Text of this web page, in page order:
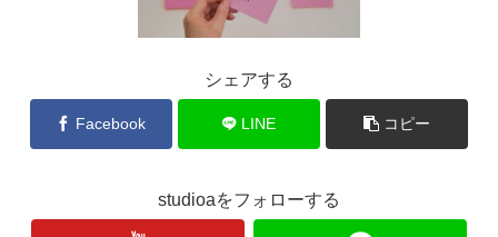
シェアする
Facebook LINE コピー
studioaをフォローする